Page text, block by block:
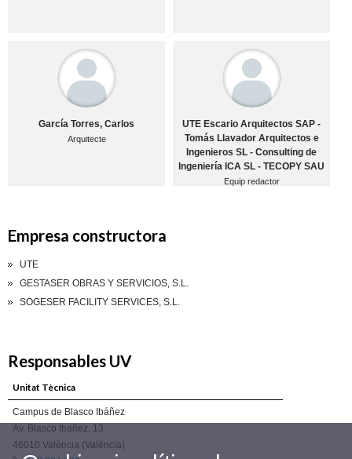
García Torres, Carlos
Arquitecte
UTE Escario Arquitectos SAP -
Tomás Llavador Arquitectos e
Ingenieros SL - Consulting de
Ingeniería ICA SL - TECOPY SAU
Equip redactor
Empresa constructora
UTE
GESTASER OBRAS Y SERVICIOS, S.L.
SOGESER FACILITY SERVICES, S.L.
Responsables UV
Unitat Tècnica
Campus de Blasco Ibáñez
Av. Blasco Ibañez, 13
46010 València (València)